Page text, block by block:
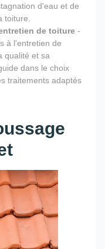
d'eau et de
toiture.
de toiture -
à l'entretien de
qualité et sa
dans le choix
traitements adaptés